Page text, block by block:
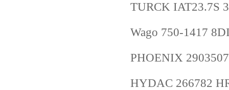
TURCK IAT23.7S
Wago 750-1417
PHOENIX 2903507
HYDAC 266782